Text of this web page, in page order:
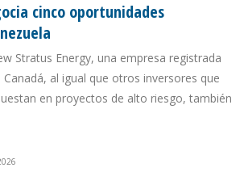
cinco oportunidades
Stratus Energy, una empresa registrada
Canadá, al igual que otros inversores que
en proyectos de alto riesgo, también